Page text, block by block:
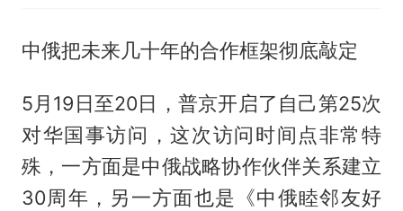
中俄把未来几十年的合作框架彻底敲定
5月19日至20日，普京开启了自己第25次
对华国事访问，这次访问时间点非常特
殊，一方面是中俄战略协作伙伴关系建立
30周年，另一方面也是《中俄睦邻友好